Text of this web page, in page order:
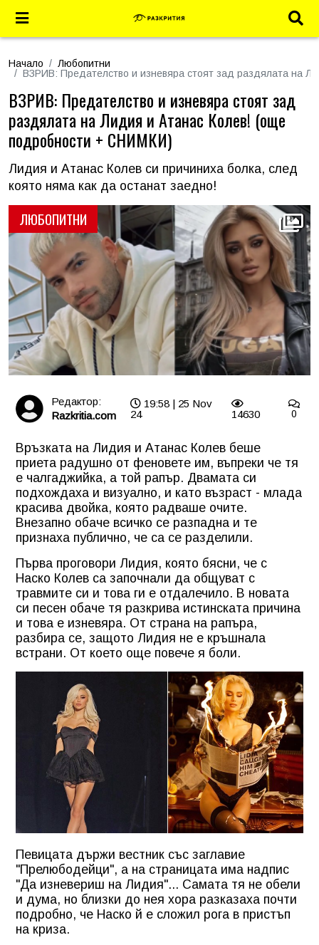
Начало
Любопитни
ВЗРИВ: Предателство и изневяра стоят зад раздялата на
ЛЮБОПИТНИ
ВЗРИВ: Предателство и изневяра стоят зад
раздялата на Лидия и Атанас Колев! (още
подробности + СНИМКИ)
Лидия и Атанас Колев си причиниха болка, след
която няма как да останат заедно!
Редактор:
Razkritia.com
19:58 | 25 Nov
24
14630 0
Връзката на Лидия и Атанас Колев беше
приета радушно от феновете им, въпреки че тя
е чалгаджийка, а той рапър. Двамата си
подхождаха и визуално, и като възраст - млада
красива двойка, която радваше очите.
Внезапно обаче всичко се разпадна и те
признаха публично, че са се разделили.
Първа проговори Лидия, която бясни, че с
Наско Колев са започнали да общуват с
травмите си и това ги е отдалечило. В новата
си песен обаче тя разкрива истинската причина
и това е изневяра. От страна на рапъра,
разбира се, защото Лидия не е кръшнала
встрани. От което още повече я боли.
Певицата държи вестник със заглавие
"Прелюбодейци", а на страницата има надпис
"Да изневериш на Лидия"... Самата тя не обели
и дума, но близки до нея хора разказаха почти
подробно, че Наско й е сложил рога в пристъп
на криза.